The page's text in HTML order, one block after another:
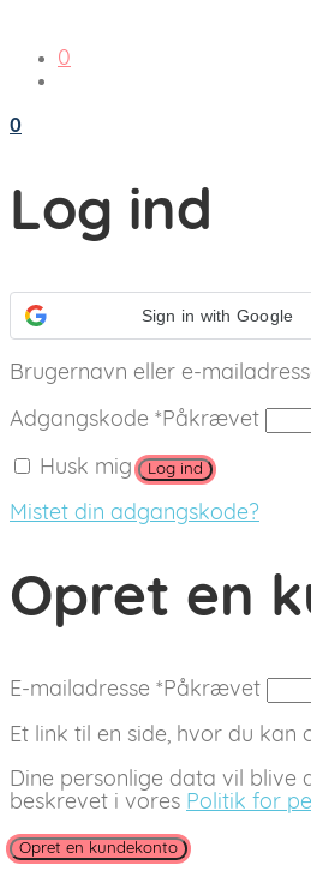
0
0
Log ind
Sign in with Google
Brugernavn eller e-
Adgangskode *Påkrævet
Husk mig Log ind
Mistet din adgangskode?
Opret en
E-mailadresse *Påkrævet
Et link til en side, hvor du
Dine personlige data vil blive
beskrevet i vores Politik for
Opret en kundekonto